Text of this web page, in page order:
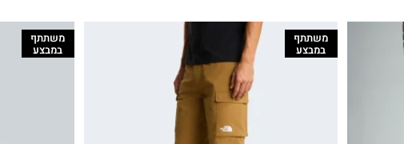
משתתף
במבצע
משתתף
במבצע